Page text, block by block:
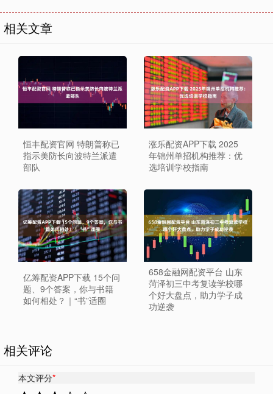
相关文章
恒丰配资官网 特朗普称已
指示美防长向波特兰派遣
部队
涨乐配资APP下载 2025
年锦州单招机构推荐：优
选培训学校指南
亿筹配资APP下载 15个问
题、9个答案，你与书籍
如何相处？｜“书”适圈
658金融网配资平台 山东
菏泽初三中考复读学校哪
个好大盘点，助力学子成
功逆袭
相关评论
本文评分*